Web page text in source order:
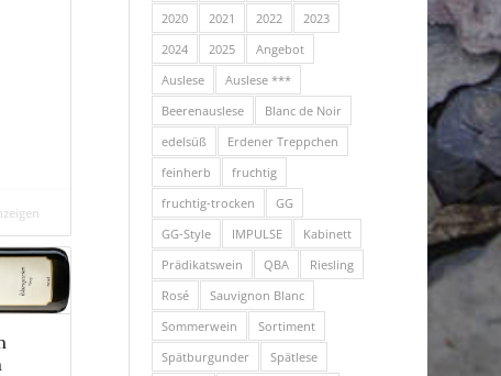
2020
2021 2022
2023
2024
2025
Angebot
Auslese
Auslese ***
Beerenauslese
Blanc de Noir
edelsüß
Erdener Treppchen
feinherb
fruchtig
fruchtig-trocken
GG
GG-Style
IMPULSE
Kabinett
Prädikatswein
QBA
Riesling
Rosé
Sauvignon Blanc
Sommerwein
Sortiment
Spätburgunder
Spätlese